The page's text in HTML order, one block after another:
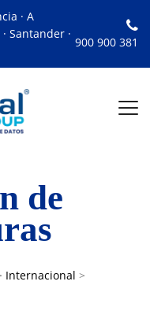
· A
Santander ·
900 900 381
de
Internacional >